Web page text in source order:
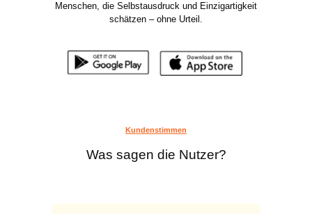
Menschen, die Selbstausdruck und Einzigartigkeit
schätzen – ohne Urteil.
Kundenstimmen
Was sagen die Nutzer?